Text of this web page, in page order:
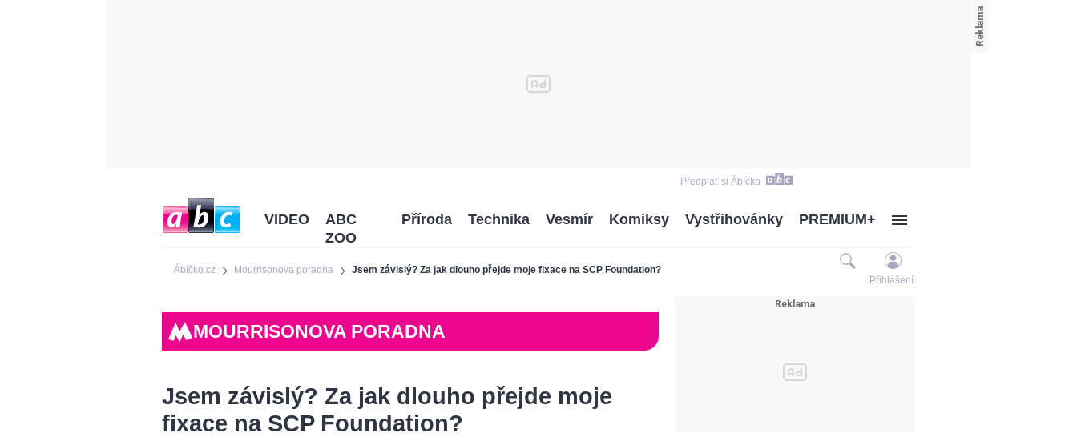
Předplať si Ábíčko
Ábíčko.cz Mourrisonova poradna Jsem závislý? Za jak dlouho přejde moje fixace na SCP Foundation?
VIDEO
ABC
ZOO
Příroda Technika Vesmír Komiksy Vystřihovánky PREMIUM+
Přihlášení
MOURRISONOVA PORADNA
Jsem závislý? Za jak dlouho přejde moje
fixace na SCP Foundation?